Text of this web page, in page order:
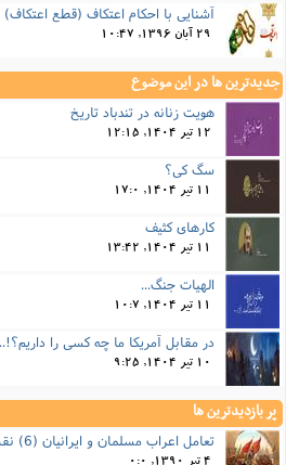
آشنایی با احکام اعتکاف (قطع اعتکاف‌)
29 آبان 1396, 10:47
جدیدترین ها در این موضوع
هویت زنانه در تندباد تاریخ
12 تیر 1404, 12:15
سگ کی؟
11 تیر 1404, 17:0
کارهای کثیف
11 تیر 1404, 13:42
الهیات جنگ...
11 تیر 1404, 10:7
در مقابل آمریکا ما چه کسی را داریم؟!...
10 تیر 1404, 9:25
پر بازدیدترین ها
4 تیر 1390, 0:0